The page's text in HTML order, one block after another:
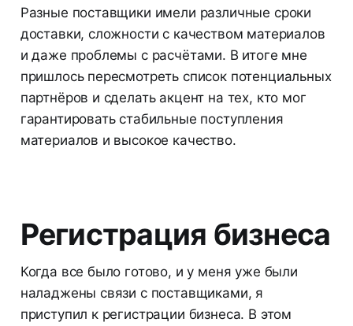
Разные поставщики имели различные сроки
доставки, сложности с качеством материалов
и даже проблемы с расчётами. В итоге мне
пришлось пересмотреть список потенциальных
партнёров и сделать акцент на тех, кто мог
гарантировать стабильные поступления
материалов и высокое качество.
Регистрация бизнеса
Когда все было готово, и у меня уже были
наладжены связи с поставщиками, я
приступил к регистрации бизнеса. В этом